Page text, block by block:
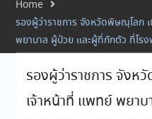
Home
รองผู้ว่าราชการ จังหวัดพิษณุโลก
พยาบาล ผู้ป่วย และผู้ที่กักตัว ที่โร
รองผู้ว่าราชการ จังห
เจ้าหน้าที่ แพทย์ พยา